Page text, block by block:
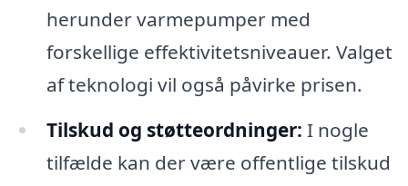
herunder varmepumper med
forskellige effektivitetsniveauer. Valget
af teknologi vil også påvirke prisen.
Tilskud og støtteordninger: I nogle
tilfælde kan der være offentlige tilskud